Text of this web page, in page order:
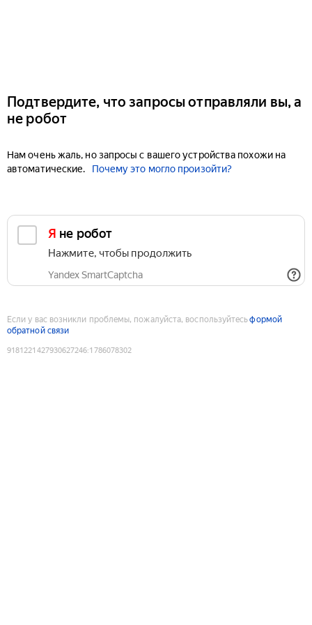
Подтвердите, что запросы отправляли вы, а
не робот
Нам очень жаль, но запросы с вашего устройства похожи на
автоматические.
Почему это могло произойти?
Я не робот
Нажмите, чтобы продолжить
Yandex SmartCaptcha
Если у вас возникли проблемы, пожалуйста, воспользуйтесьформой
обратной связи
9181221427930627246:1786078302